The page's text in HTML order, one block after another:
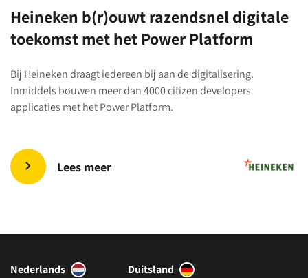
Heineken b(r)ouwt razendsnel digitale
toekomst met het Power Platform
Bij Heineken draagt iedereen bij aan de digitalisering.
Inmiddels bouwen meer dan 4000 citizen developers
applicaties met het Power Platform.
Lees meer
Nederlands Duitsland